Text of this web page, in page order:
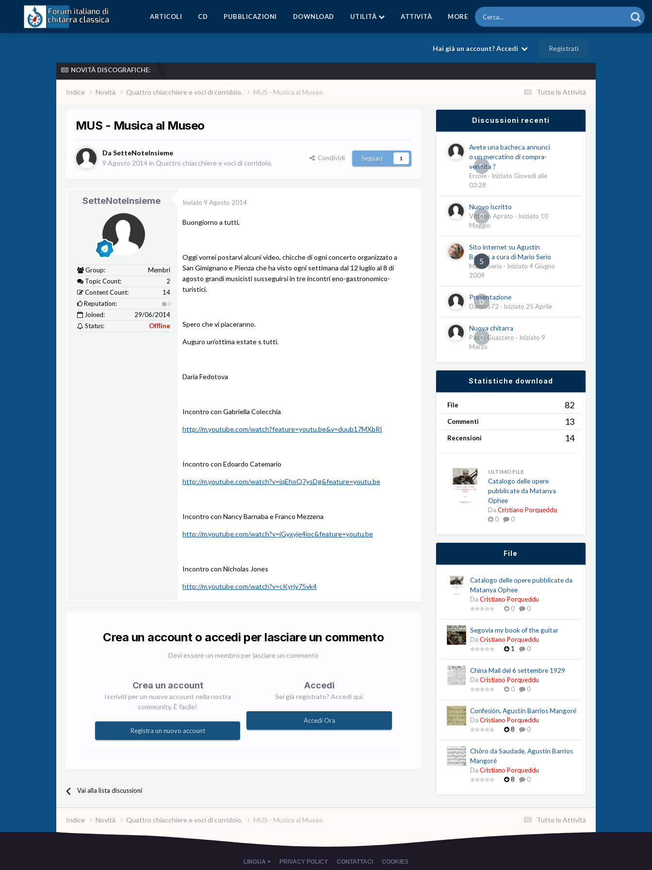
ARTICOLI CD PUBBLICAZIONI DOWNLOAD UTILITÀ ATTIVITÀ MORE
Hai già un account? Accedi Registrati
NOVITÀ DISCOGRAFICHE:
Tutte le Attività
Indice Novità Quattro chiacchiere e voci di corridoio. MUS - Musica al Museo
MUS - Musica al Museo
Da SetteNoteInsieme
9 Agosto 2014in Quattro chiacchiere e voci di corridoio.
Condividi Seguaci 1
SetteNoteInsieme
Group:
Membri
Topic Count:
2
Content Count:
14
Reputation:
0
Joined:
29/06/2014
Status:
Offline
Inviato 9 Agosto 2014
Buongiorno a tutti,
Oggi vorrei postarvi alcuni video, chicche di ogni concerto organizzato a
San Gimignano e Pienza che ha visto ogni settimana dal 12 luglio al 8 di
agosto grandi musicisti susseguirsi in tre incontri eno-gastronomico-
turistici.
Spero che vi piaceranno.
Auguro un'ottima estate s tutti.
Daria Fedotova
Incontro con Gabriella Colecchia
http://m.youtube.com/watch?feature=youtu.be&v=duub17MXbRI
Incontro con Edoardo Catemario
http://m.youtube.com/watch?v=iqEhoQ7ysDg&feature=youtu.be
Incontro con Nancy Barnaba e Franco Mezzena
http://m.youtube.com/watch?v=iGyxyje4ioc&feature=youtu.be
Incontro con Nicholas Jones
http://m.youtube.com/watch?v=cKyrjv75vk4
Crea un account o accedi per lasciare un commento
Devi essere un membro per lasciare un commento
Crea un account
Iscriviti per un nuovo account nella nostra
community. È facile!
Registra un nuovo account
Accedi
Sei già registrato? Accedi qui.
Accedi Ora
Vai alla lista discussioni
Discussioni recenti
0
Avete una bacheca annunci
o un mercatino di compra-
vendita ?
Ercole· Iniziato Giovedì alle
03:28
0
Nuovo iscritto
Vittorio Aprato · Iniziato 10
Maggio
5
Sito internet su Agustín
Barrios a cura di Mario Serio
Mario Serio · Iniziato 4 Giugno
2009
0
Presentazione
Damis672 · Iniziato 25 Aprile
0
Nuova chitarra
Paolo Guaccero · Iniziato 9
Marzo
Statistiche download
File 82
Commenti 13
Recensioni 14
ULTIMO FILE
Catalogo delle opere
pubblicate da Matanya
Ophee
Da Cristiano Porqueddu
0
0
File
Catalogo delle opere pubblicate da
Matanya Ophee
Da Cristiano Porqueddu
0
0
Segovia my book of the guitar
Da Cristiano Porqueddu
1
0
China Mail del 6 settembre 1929
Da Cristiano Porqueddu
0
0
Confesión, Agustín Barrios Mangoré
Da Cristiano Porqueddu
8
0
Chôro da Saudade, Agustín Barrios
Mangoré
Da Cristiano Porqueddu
8
0
Tutte le Attività
Indice Novità Quattro chiacchiere e voci di corridoio. MUS - Musica al Museo
LINGUA PRIVACY POLICY CONTATTACI
COOKIES